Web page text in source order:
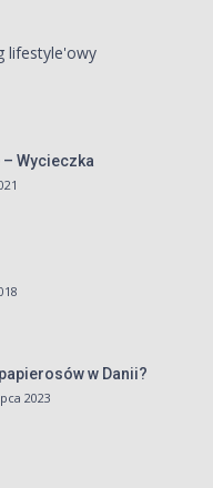
lifestyle'owy
– Wycieczka
w Danii?
2023